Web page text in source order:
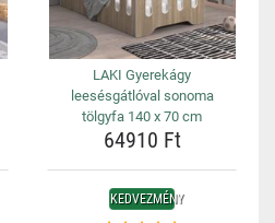
LAKI Gyerekágy
leesésgátlóval sonoma
tölgyfa 140 x 70 cm
64910 Ft
KEDVEZMÉNY